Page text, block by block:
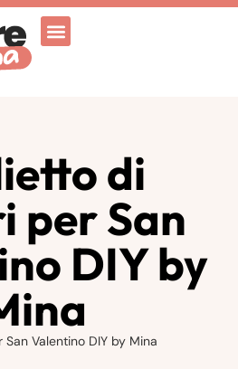
di
per San
DIY by
Valentino DIY by Mina